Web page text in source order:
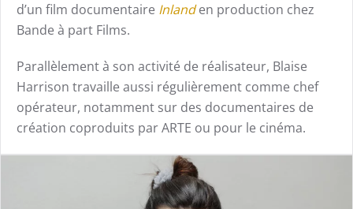
d’un film documentaire Inlanden production chez
Bande à part Films.
Parallèlement à son activité de réalisateur, Blaise
Harrison travaille aussi régulièrement comme chef
opérateur, notamment sur des documentaires de
création coproduits par ARTE ou pour le cinéma.